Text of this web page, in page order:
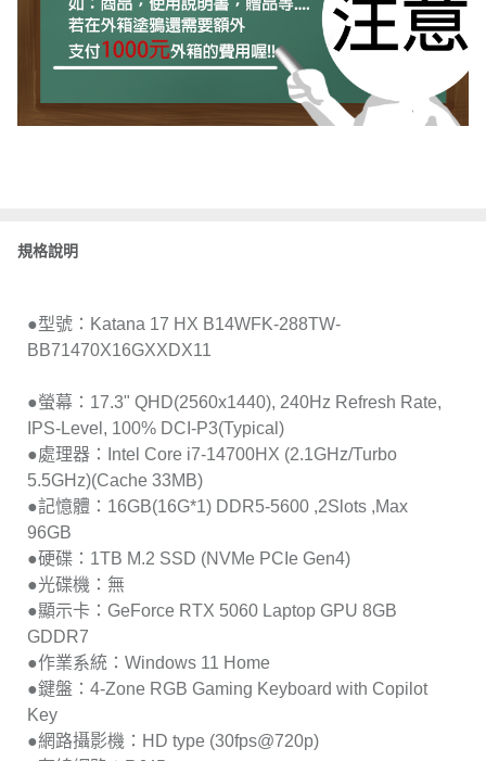
規格說明
●型號：Katana 17 HX B14WFK-288TW-
BB71470X16GXXDX11
●螢幕：17.3" QHD(2560x1440), 240Hz Refresh Rate,
IPS-Level, 100% DCI-P3(Typical)
●處理器：Intel Core i7-14700HX (2.1GHz/Turbo
5.5GHz)(Cache 33MB)
●記憶體：16GB(16G*1) DDR5-5600 ,2Slots ,Max
96GB
●硬碟：1TB M.2 SSD (NVMe PCIe Gen4)
●光碟機：無
●顯示卡：GeForce RTX 5060 Laptop GPU 8GB
GDDR7
●作業系統：Windows 11 Home
●鍵盤：4-Zone RGB Gaming Keyboard with Copilot
Key
●網路攝影機：HD type (30fps@720p)